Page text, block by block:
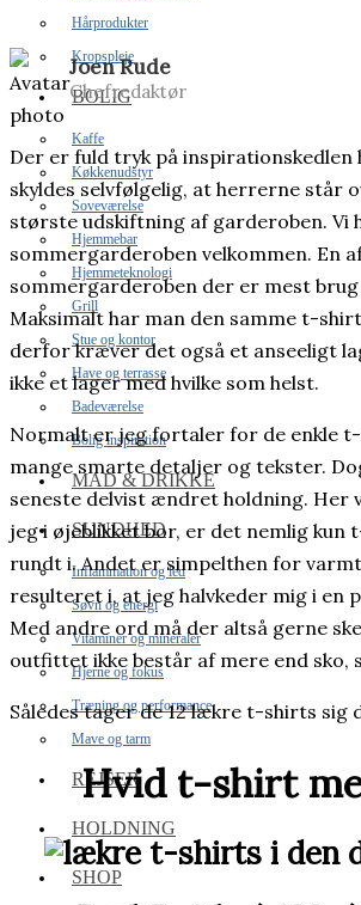
Hårprodukter
Kropspleje
BOLIG
Kaffe
Køkkenudstyr
Soveværelse
Hjemmebar
Hjemmeteknologi
Grill
Stue og kontor
Have og terrasse
Badeværelse
Bolig inspiration
MAD & DRIKKE
SUNDHED
Inflammation og led
Søvn og energi
Vitaminer og mineraler
Hjerne og fokus
Træning og performance
Mave og tarm
REJSER
HOLDNING
SHOP
Joen Rude
Chefredaktør
Der er fuld tryk på inspirationskedlen
skyldes selvfølgelig, at herrerne står
største udskiftning af garderoben. Vi
sommergarderoben velkommen. En
sommergarderoben der er mest
Maksimalt har man den samme t-
derfor kræver det også et anseeligt
ikke et lager med hvilke som helst.
Normalt er jeg fortaler for de enkle
mange smarte detaljer og tekster.
seneste delvist ændret holdning. Her
jeg i øjeblikket bor, er det nemlig kun
rundt i. Andet er simpelthen for
resulteret i, at jeg halvkeder mig i en
Med andre ord må der altså gerne
outfittet ikke består af mere end sko,
Således tager de 12 lækre t-shirts sig
Hvid t-shirt